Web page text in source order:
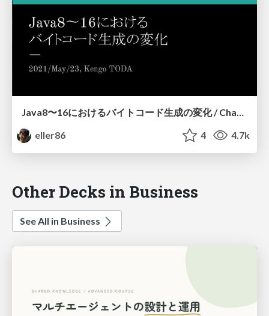
Java8〜16におけるバイトコード生成の変化 / Changes of Bytecode Generation from Java 8 to 16
eller86
4 4.7k
Other Decks in Business
See All in Business